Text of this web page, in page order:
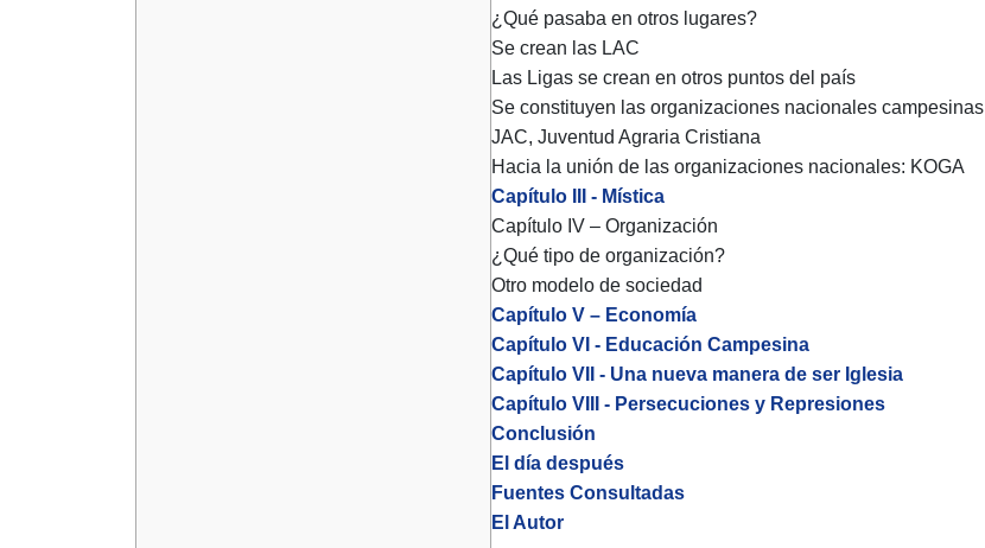
¿Qué pasaba en otros lugares?
Se crean las LAC
Las Ligas se crean en otros puntos del país
Se constituyen las organizaciones nacionales campesinas
JAC, Juventud Agraria Cristiana
Hacia la unión de las organizaciones nacionales: KOGA
Capítulo III - Mística
Capítulo IV – Organización
¿Qué tipo de organización?
Otro modelo de sociedad
Capítulo V – Economía
Capítulo VI - Educación Campesina
Capítulo VII - Una nueva manera de ser Iglesia
Capítulo VIII - Persecuciones y Represiones
Conclusión
El día después
Fuentes Consultadas
El Autor